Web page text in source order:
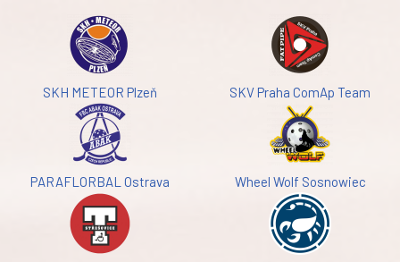
SKH METEOR Plzeň SKV Praha ComAp Team
PARAFLORBAL Ostrava Wheel Wolf Sosnowiec
obsah